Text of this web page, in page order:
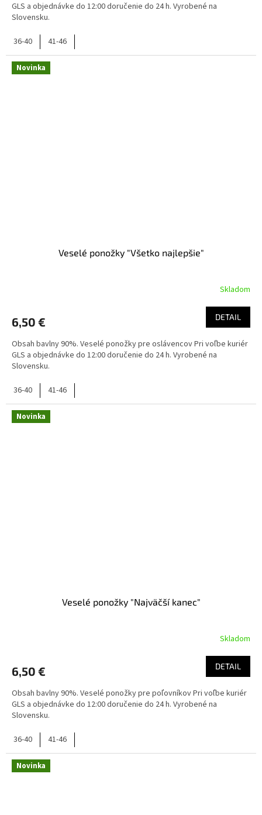
GLS a objednávke do 12:00 doručenie do 24 h. Vyrobené na
Slovensku.
36-40 41-46
Novinka
Veselé ponožky "Všetko najlepšie"
Skladom
6,50 € DETAIL
Obsah bavlny 90%. Veselé ponožky pre oslávencov Pri voľbe kuriér
GLS a objednávke do 12:00 doručenie do 24 h. Vyrobené na
Slovensku.
36-40 41-46
Novinka
Veselé ponožky "Najväčší kanec"
Skladom
6,50 € DETAIL
Obsah bavlny 90%. Veselé ponožky pre poľovníkov Pri voľbe kuriér
GLS a objednávke do 12:00 doručenie do 24 h. Vyrobené na
Slovensku.
36-40 41-46
Novinka